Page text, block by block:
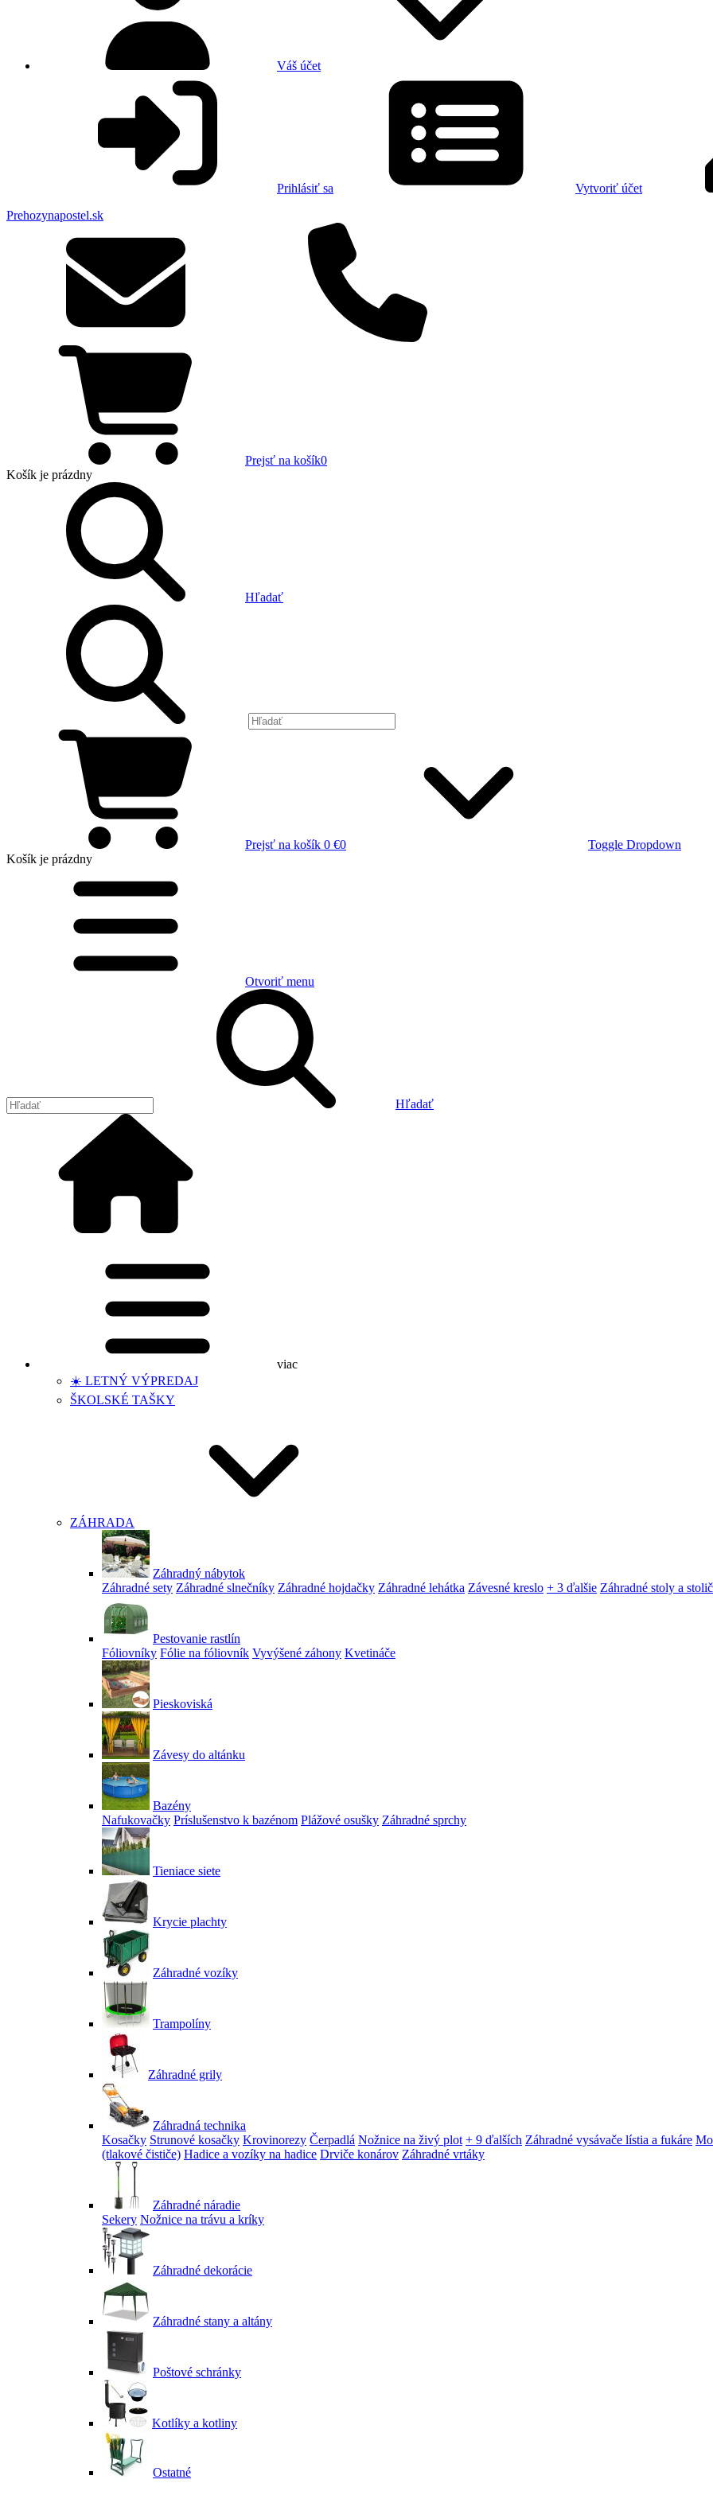
Váš účet
Prihlásiť sa Vytvoriť účet
Prehozynapostel.sk
Prejsť na košík0
Košík je prázdny
Hľadať
Prejsť na košík 0 €0
Toggle Dropdown
Košík je prázdny
Otvoriť menu
Hľadať
viac
☀️ LETNÝ VÝPREDAJ
ŠKOLSKÉ TAŠKY
ZÁHRADA
Záhradný nábytok
Záhradné sety Záhradné slnečníky Záhradné hojdačky Záhradné lehátka Závesné kreslo + 3 ďalšie Záhradné stoly a
Pestovanie rastlín
Fóliovníky Fólie na fóliovník Vyvýšené záhony Kvetináče
Pieskoviská
Závesy do altánku
Bazény
Nafukovačky Príslušenstvo k bazénom Plážové osušky Záhradné sprchy
Tieniace siete
Krycie plachty
Záhradné vozíky
Trampolíny
Záhradné grily
Záhradná technika
Kosačky Strunové kosačky Krovinorezy Čerpadlá Nožnice na živý plot + 9 ďalších Záhradné vysávače lístia a fukáre
(tlakové čističe) Hadice a vozíky na hadice Drviče konárov Záhradné vrtáky
Záhradné náradie
Sekery Nožnice na trávu a kríky
Záhradné dekorácie
Záhradné stany a altány
Poštové schránky
Kotlíky a kotliny
Ostatné